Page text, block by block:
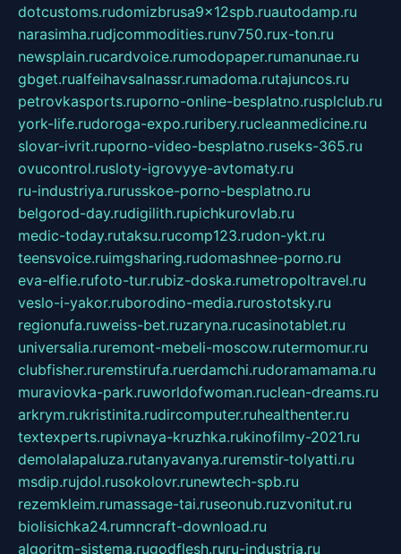
dotcustoms.rudomizbrusa9x12spb.ruautodamp.ru
narasimha.rudjcommodities.runv750.rux-ton.ru
newsplain.rucardvoice.rumodopaper.rumanunae.ru
gbget.rualfeihavsalnassr.rumadoma.rutajuncos.ru
petrovkasports.ruporno-online-besplatno.rusplclub.ru
york-life.rudoroga-expo.ruribery.rucleanmedicine.ru
slovar-ivrit.ruporno-video-besplatno.ruseks-365.ru
ovucontrol.rusloty-igrovyye-avtomaty.ru
ru-industriya.rurusskoe-porno-besplatno.ru
belgorod-day.rudigilith.rupichkurovlab.ru
medic-today.rutaksu.rucomp123.rudon-ykt.ru
teensvoice.ruimgsharing.rudomashnee-porno.ru
eva-elfie.rufoto-tur.rubiz-doska.rumetropoltravel.ru
veslo-i-yakor.ruborodino-media.rurostotsky.ru
regionufa.ruweiss-bet.ruzaryna.rucasinotablet.ru
universalia.ruremont-mebeli-moscow.rutermomur.ru
clubfisher.ruremstirufa.ruerdamchi.rudoramamama.ru
muraviovka-park.ruworldofwoman.ruclean-dreams.ru
arkrym.rukristinita.rudircomputer.ruhealthenter.ru
textexperts.rupivnaya-kruzhka.rukinofilmy-2021.ru
demolalapaluza.rutanyavanya.ruremstir-tolyatti.ru
msdip.rujdol.rusokolovr.runewtech-spb.ru
rezemkleim.rumassage-tai.ruseonub.ruzvonitut.ru
biolisichka24.rumncraft-download.ru
algoritm-sistema.rugodflesh.ruru-industria.ru